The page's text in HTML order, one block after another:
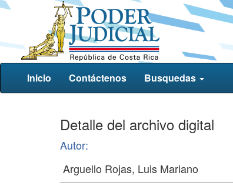
Inicio Contáctenos Busquedas
Detalle del archivo digital
Autor: